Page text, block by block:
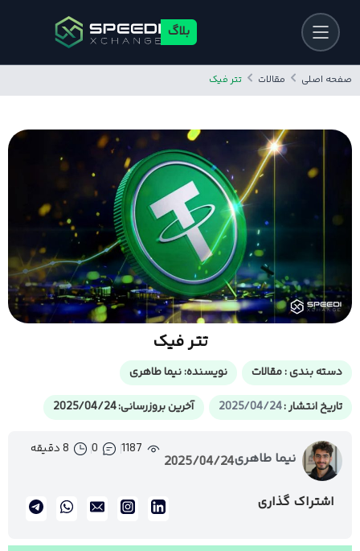
بلاگ
صفحه اصلی مقالات تتر فیک
تتر فیک
دسته بندی :مقالات نویسنده:نیما طاهری
تاریخ انتشار :2025/04/24 آخرین بروزرسانی: 2025/04/24
نیما طاهری2025/04/24
1187
0 8 دقیقه
اشتراک گذاری